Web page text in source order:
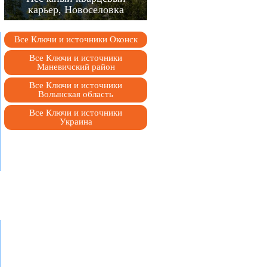
карьер, Новоселовка
Все Ключи и источники Оконск
Все Ключи и источники
Маневичский район
Все Ключи и источники
Волынская область
Все Ключи и источники
Украина